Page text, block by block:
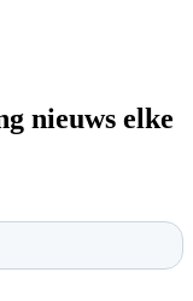
nieuws elke